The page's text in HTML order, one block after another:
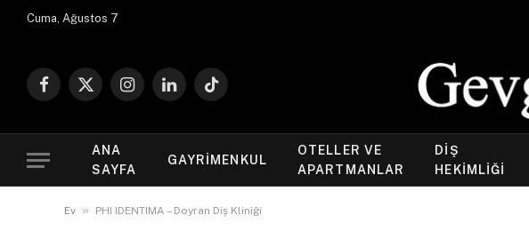
Cuma, Ağustos 7
Facebook
X
InstagramLinkedInTikTok
ANA
SAYFA
GAYRIMENKUL
OTELLER VE
APARTMANLAR
DIŞ
HEKIMLIĞI
Ev » PHI IDENTIMA – Doyran Diş Kliniği